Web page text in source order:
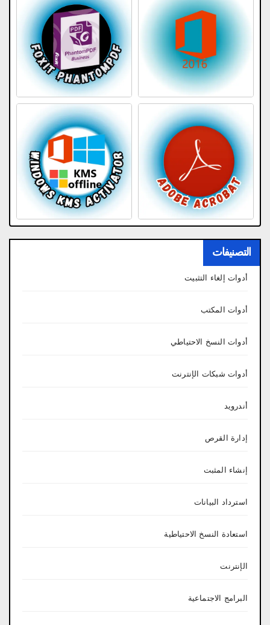
التصنيفات
أدوات إلغاء التثبيت
أدوات المكتب
أدوات النسخ الاحتياطي
أدوات شبكات الإنترنت
أندرويد
إدارة القرص
إنشاء المثبت
استرداد البيانات
استعادة النسخ الاحتياطية
الإنترنت
البرامج الاجتماعية